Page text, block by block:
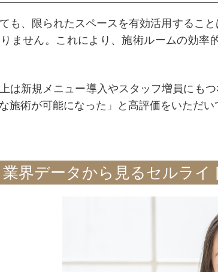
も、限られたスペースを有効活用するこ
ません。これにより、施術ルームの効
は新規メニュー導入やスタッフ増員にも
施術が可能になった」と高評価をいただい
界データから見るセルライ